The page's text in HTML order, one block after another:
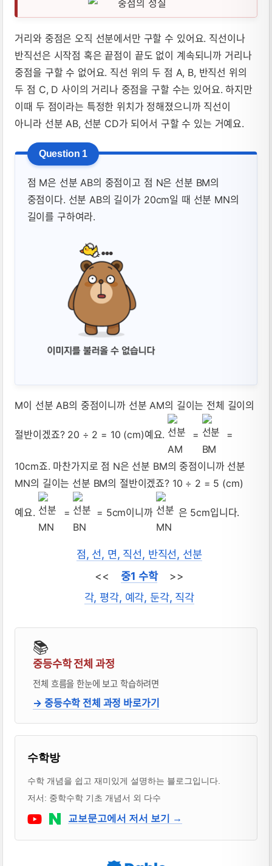
거리와 중점은 오직 선분에서만 구할 수 있어요. 직선이나
반직선은 시작점 혹은 끝점이 끝도 없이 계속되니까 거리나
중점을 구할 수 없어요. 직선 위의 두 점 A, B, 반직선 위의
두 점 C, D 사이의 거리나 중점을 구할 수는 있어요. 하지만
이때 두 점이라는 특정한 위치가 정해졌으니까 직선이
아니라 선분 AB, 선분 CD가 되어서 구할 수 있는 거예요.
점 M은 선분 AB의 중점이고 점 N은 선분 BM의
중점이다. 선분 AB의 길이가 20cm일 때 선분 MN의
길이를 구하여라.
M이 선분 AB의 중점이니까 선분 AM의 길이는 전체 길이의
절반이겠죠? 20 ÷ 2 = 10 (cm)예요. = =
10cm죠. 마찬가지로 점 N은 선분 BM의 중점이니까 선분
MN의 길이는 선분 BM의 절반이겠죠? 10 ÷ 2 = 5 (cm)
예요. = = 5cm이니까 은 5cm입니다.
점, 선, 면, 직선, 반직선, 선분
<< 중1 수학>>
각, 평각, 예각, 둔각, 직각
📚
중등수학 전체 과정
전체 흐름을 한눈에 보고 학습하려면
→ 중등수학 전체 과정 바로가기
블로거 & 출판 교재 소개
수학방
수학 개념을 쉽고 재미있게 설명하는 블로그입니다.
저서: 중학수학 기초 개념서 외 다수
Youtube네이버 블로그
교보문고에서 저서 보기 →